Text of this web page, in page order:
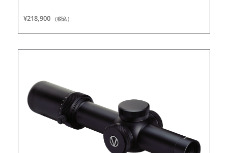
¥218,900 （税込）